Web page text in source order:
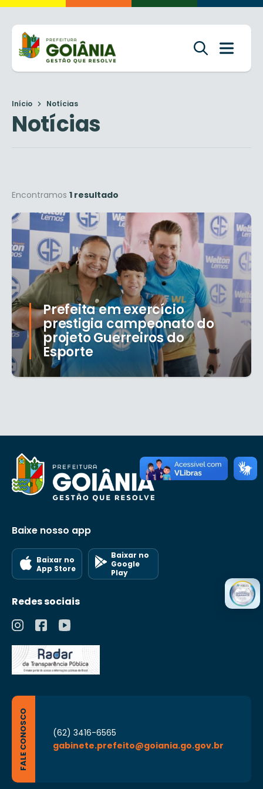
Início Notícias
Notícias
Encontramos 1 resultado
Prefeita em exercício
prestigia campeonato do
projeto Guerreiros do
Esporte
Baixe nosso app
Baixar no
App Store
Baixar no
Google
Play
Redes sociais
FALE CONOSCO
(62) 3416-6565
gabinete.prefeito@goiania.go.gov.br